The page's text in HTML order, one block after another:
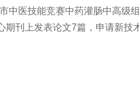
中医技能竞赛中药灌肠中高级
刊上发表论文7篇，申请新技